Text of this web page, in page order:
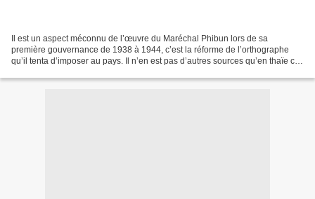
Il est un aspect méconnu de l’œuvre du Maréchal Phibun lors de sa
première gouvernance de 1938 à 1944, c’est la réforme de l’orthographe
qu’il tenta d’imposer au pays. Il n’en est pas d’autres sources qu’en thaïe ce